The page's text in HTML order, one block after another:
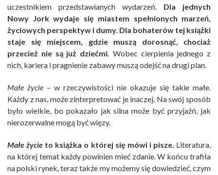
uczestnikiem przedstawianych wydarzeń. Dla jednych
Nowy Jork wydaje się miastem spełnionych marzeń,
życiowych perspektyw i dumy. Dla bohaterów tej książki
staje się miejscem, gdzie muszą dorosnąć, chociaż
przecież nie są już dziećmi. Wobec cierpienia jednego z
nich, kariera i pragnienie zabawy muszą odejść na drugi plan.
Małe życie – w rzeczywistości nie okazuje się takie małe.
Każdy z nas, może zinterpretować je inaczej. Na swój sposób
było wielkie, bo pokazało jak silna może być przyjaźń, jak
nierozerwalne mogą być więzy.
Małe życie to książka o której się mówi i pisze. Literatura,
na której temat każdy powinien mieć zdanie. W końcu trafiła
na polski rynek, teraz także my możemy się dowiedzieć, czym